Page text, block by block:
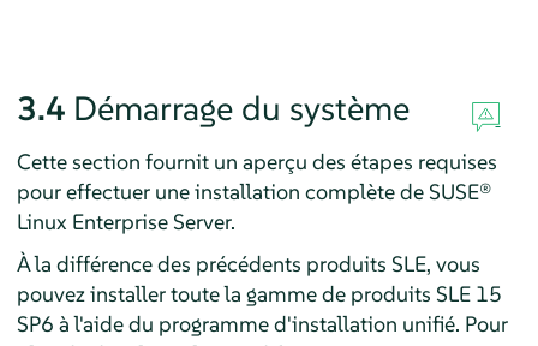
3.4 Démarrage du système
Cette section fournit un aperçu des étapes requises
pour effectuer une installation complète de SUSE®
Linux Enterprise Server.
À la différence des précédents produits SLE, vous
pouvez installer toute la gamme de produits SLE 15
SP6 à l'aide du programme d'installation unifié. Pour